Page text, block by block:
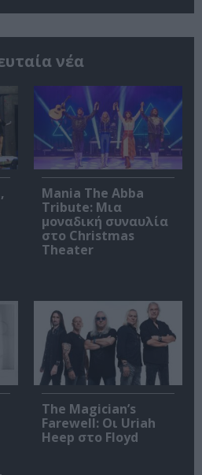
νέα
Mania The Abba
Tribute: Μια
μοναδική συναυλία
στο Christmas
Theater
The Magician’s
Farewell: Οι Uriah
Heep στο Floyd